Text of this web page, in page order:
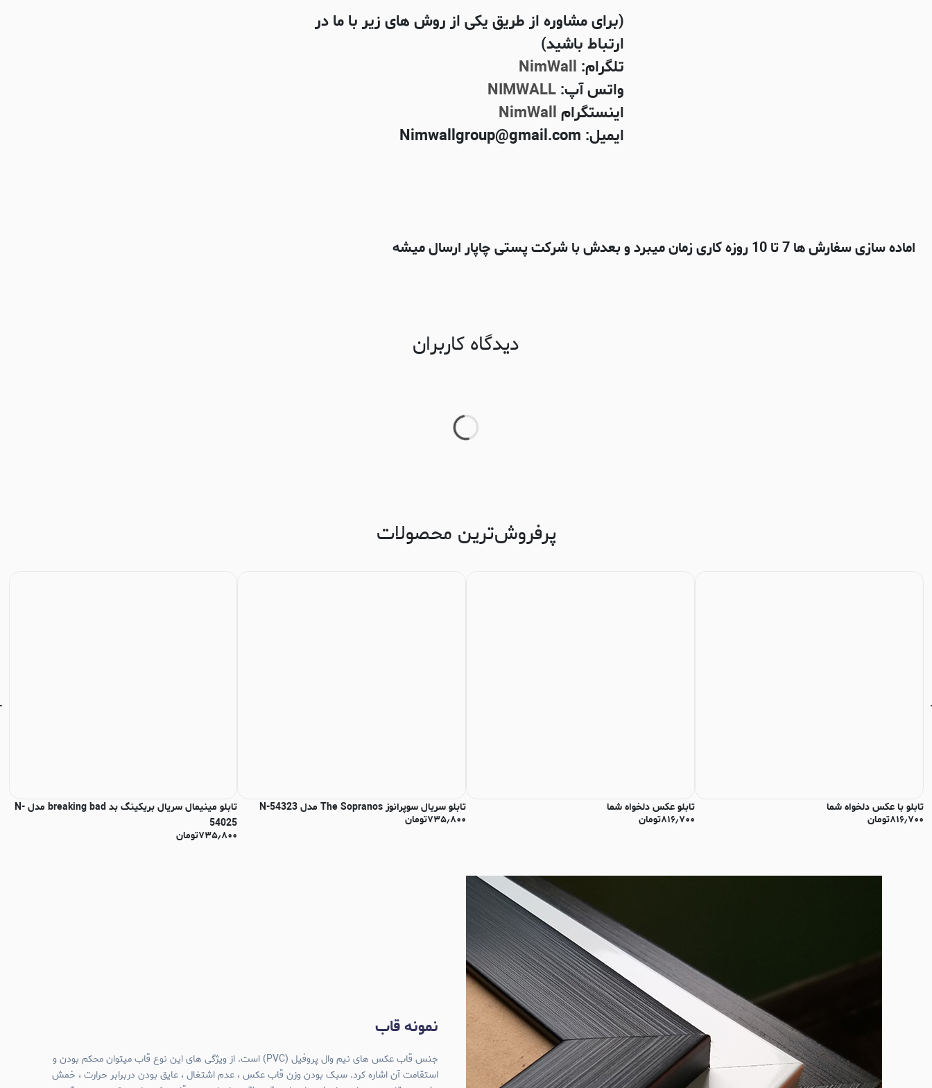
(برای مشاوره از طریق یکی از روش های زیر با ما در
ارتباط باشید)
تلگرام: NimWall
واتس آپ:NIMWALL
اینستگرامNimWall
ایمیل: Nimwallgroup@gmail.com
اماده سازی سفارش ها 7 تا 10 روزه کاری زمان میبرد و بعدش با شرکت پستی چاپار ارسال میشه
دیدگاه کاربران
پرفروش‌ترین محصولات
تابلو با عکس دلخواه شما
۸۱۶٫۷۰۰تومان
تابلو عکس دلخواه شما
۸۱۶٫۷۰۰تومان
تابلو سریال سوپرانوز The Sopranos مدل N-54323
۷۳۵٫۸۰۰تومان
تابلو مینیمال سریال بریکینگ بد breaking bad مدل N-
54025
۷۳۵٫۸۰۰تومان
نمونه قاب
جنس قاب عکس های نیم وال پروفیل (PVC) است. از ویژگی های این نوع قاب میتوان محکم بودن و
استقامت آن اشاره کرد. سبک بودن وزن قاب عکس ، عدم اشتغال ، عایق بودن دربرابر حرارت ، خمش